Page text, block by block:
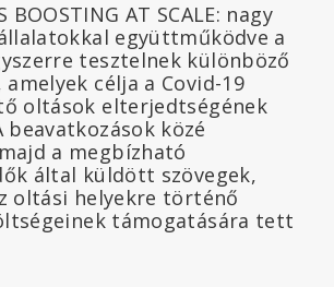
BOOSTING AT SCALE: nagy
együttműködve a
tesztelnek különböző
célja a Covid-19
oltások elterjedtségének
beavatkozások közé
a megbízható
által küldött szövegek,
oltási helyekre történő
támogatására tett